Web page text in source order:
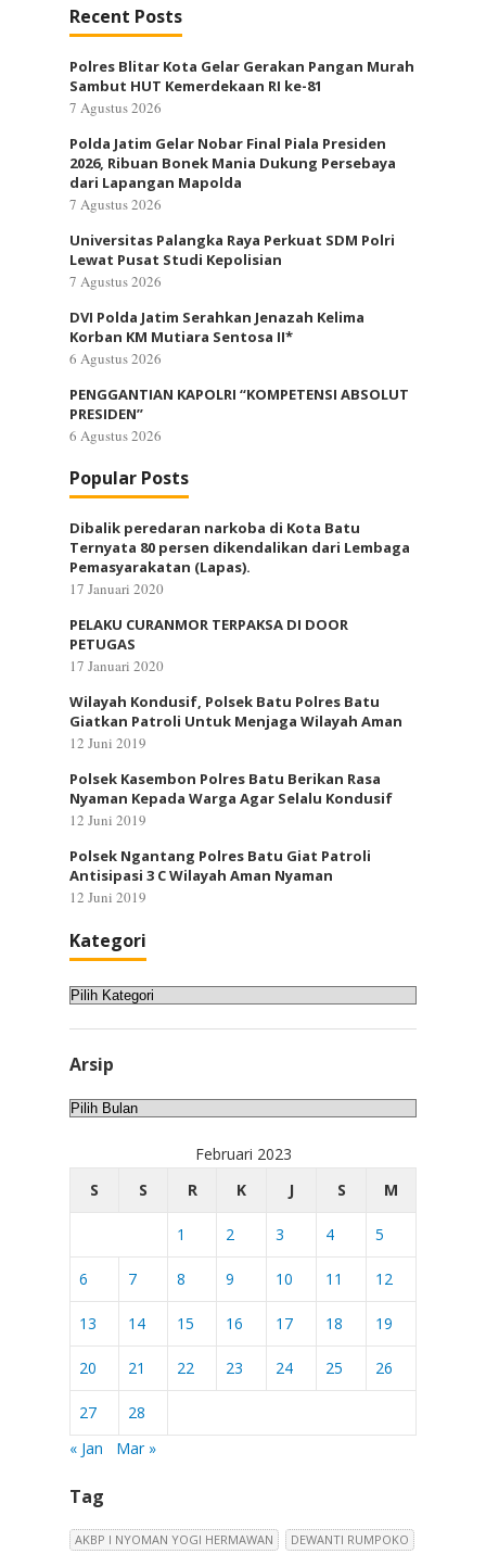
Recent Posts
Polres Blitar Kota Gelar Gerakan Pangan Murah
Sambut HUT Kemerdekaan RI ke-81
7 Agustus 2026
Polda Jatim Gelar Nobar Final Piala Presiden
2026, Ribuan Bonek Mania Dukung Persebaya
dari Lapangan Mapolda
7 Agustus 2026
Universitas Palangka Raya Perkuat SDM Polri
Lewat Pusat Studi Kepolisian
7 Agustus 2026
DVI Polda Jatim Serahkan Jenazah Kelima
Korban KM Mutiara Sentosa II*
6 Agustus 2026
PENGGANTIAN KAPOLRI “KOMPETENSI ABSOLUT
PRESIDEN”
6 Agustus 2026
Popular Posts
Dibalik peredaran narkoba di Kota Batu
Ternyata 80 persen dikendalikan dari Lembaga
Pemasyarakatan (Lapas).
17 Januari 2020
PELAKU CURANMOR TERPAKSA DI DOOR
PETUGAS
17 Januari 2020
Wilayah Kondusif, Polsek Batu Polres Batu
Giatkan Patroli Untuk Menjaga Wilayah Aman
12 Juni 2019
Polsek Kasembon Polres Batu Berikan Rasa
Nyaman Kepada Warga Agar Selalu Kondusif
12 Juni 2019
Polsek Ngantang Polres Batu Giat Patroli
Antisipasi 3 C Wilayah Aman Nyaman
12 Juni 2019
Kategori
Kategori
Arsip
Arsip
Februari 2023
S
S R K J S M
1 2 3 4 5
6 7 8 9 10 11 12
13 14 15 16 17 18 19
20 21 22 23 24 25 26
27
28
« Jan
Mar »
Tag
AKBP I NYOMAN YOGI HERMAWAN DEWANTI RUMPOKO